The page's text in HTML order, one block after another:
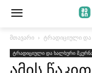
მთავარი ტრადიციული
ტრადიციული და ხალხური